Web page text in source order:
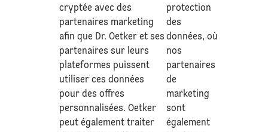
cryptée avec des
partenaires marketing
afin que Dr. Oetker et ses
partenaires sur leurs
plateformes puissent
utiliser ces données
pour des offres
personnalisées. Oetker
peut également traiter
protection
des
données, où
nos
partenaires
de
marketing
sont
également